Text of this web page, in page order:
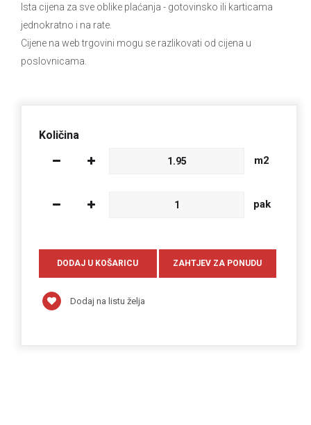
Ista cijena za sve oblike plaćanja - gotovinsko ili karticama
jednokratno i na rate.
Cijene na web trgovini mogu se razlikovati od cijena u
poslovnicama.
Količina
m2
pak
Dodaj na listu želja